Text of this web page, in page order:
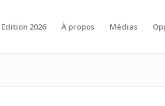
Edition 2026 À propos Médias